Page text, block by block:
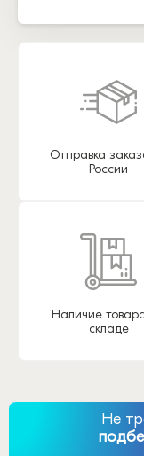
Отправка
России
Наличие
складе
Не